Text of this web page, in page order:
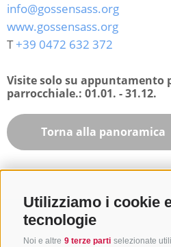
Utilizziamo i cookie
tecnologie
Noi e altre 9 terze parti selezionate
info@gossensass.org
www.gossensass.org
T+39 0472 632 372
Visite solo su appuntamento
parrocchiale.: 01.01. - 31.12.
Torna alla panoramica